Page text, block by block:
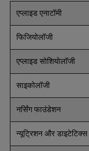
एप्लाइड एनाटॉमी
फिजियोलॉजी
एप्लाइड सोशियोलॉजी
साइकोलॉजी
नर्सिंग फाउंडेशन
न्यूट्रिशन और डाइटेटिक्स